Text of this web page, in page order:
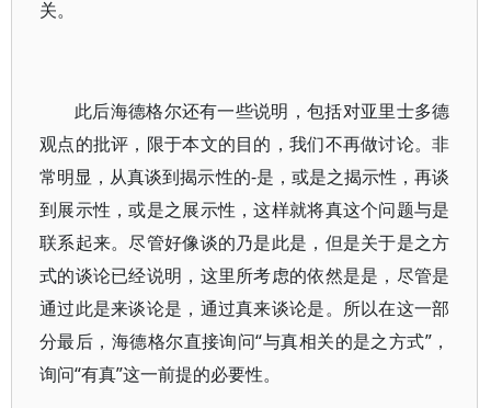
关。
此后海德格尔还有一些说明，包括对亚里士多德
观点的批评，限于本文的目的，我们不再做讨论。非
常明显，从真谈到揭示性的-是，或是之揭示性，再谈
到展示性，或是之展示性，这样就将真这个问题与是
联系起来。尽管好像谈的乃是此是，但是关于是之方
式的谈论已经说明，这里所考虑的依然是是，尽管是
通过此是来谈论是，通过真来谈论是。所以在这一部
分最后，海德格尔直接询问“与真相关的是之方式”，
询问“有真”这一前提的必要性。